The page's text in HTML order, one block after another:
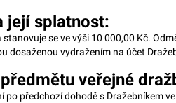
její splatnost:
se ve výši 10 000,00 Kč.
dosaženou vydražením na účet
veřejné
předchozí dohodě s Dražebníkem